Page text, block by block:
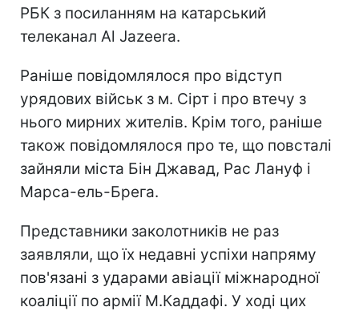
РБК з посиланням на катарський
телеканал Al Jazeera.
Раніше повідомлялося про відступ
урядових військ з м. Сірт і про втечу з
нього мирних жителів. Крім того, раніше
також повідомлялося про те, що повсталі
зайняли міста Бін Джавад, Рас Лануф і
Марса-ель-Брега.
Представники заколотників не раз
заявляли, що їх недавні успіхи напряму
пов'язані з ударами авіації міжнародної
коаліції по армії М.Каддафі. У ході цих